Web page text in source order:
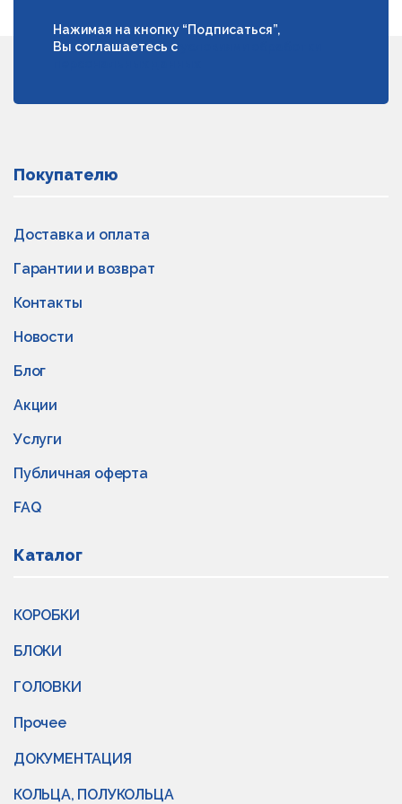
Нажимая на кнопку “Подписаться”,
Вы соглашаетесь с
Покупателю
Доставка и оплата
Гарантии и возврат
Контакты
Новости
Блог
Акции
Услуги
Публичная оферта
FAQ
Каталог
КОРОБКИ
БЛОКИ
ГОЛОВКИ
Прочее
ДОКУМЕНТАЦИЯ
КОЛЬЦА, ПОЛУКОЛЬЦА